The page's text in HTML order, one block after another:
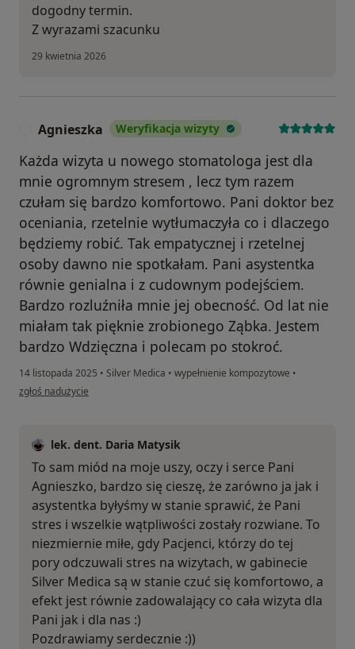
dogodny termin.
Z wyrazami szacunku
29 kwietnia 2026
Agnieszka Weryfikacja wizyty
Każda wizyta u nowego stomatologa jest dla
mnie ogromnym stresem , lecz tym razem
czułam się bardzo komfortowo. Pani doktor bez
oceniania, rzetelnie wytłumaczyła co i dlaczego
będziemy robić. Tak empatycznej i rzetelnej
osoby dawno nie spotkałam. Pani asystentka
równie genialna i z cudownym podejściem.
Bardzo rozluźniła mnie jej obecność. Od lat nie
miałam tak pięknie zrobionego Ząbka. Jestem
bardzo Wdzięczna i polecam po stokroć.
14 listopada 2025 • Silver Medica • wypełnienie kompozytowe •
w opinii użytkownika Agnieszka
zgłoś nadużycie
lek. dent. Daria Matysik
To sam miód na moje uszy, oczy i serce Pani
Agnieszko, bardzo się cieszę, że zarówno ja jak i
asystentka byłyśmy w stanie sprawić, że Pani
stres i wszelkie wątpliwości zostały rozwiane. To
niezmiernie miłe, gdy Pacjenci, którzy do tej
pory odczuwali stres na wizytach, w gabinecie
Silver Medica są w stanie czuć się komfortowo, a
efekt jest równie zadowalający co cała wizyta dla
Pani jak i dla nas :)
Pozdrawiamy serdecznie :))